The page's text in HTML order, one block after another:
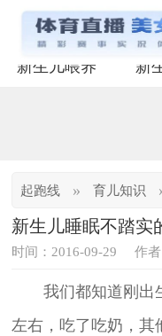
新生儿喂养 新
起跑线 » 育儿知识
新生儿睡眠不踏实
时间：2016-09-29 作
我们都知道刚出生
左右，吃了吃奶，其